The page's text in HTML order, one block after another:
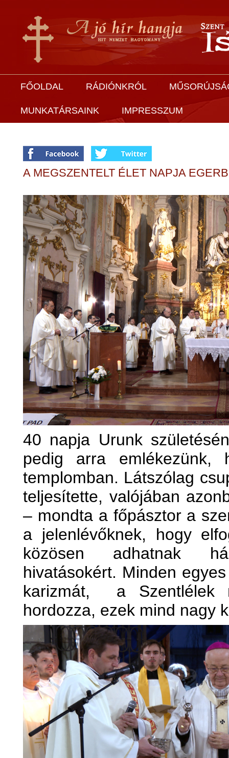
FŐOLDAL RÁDIÓNKRÓL
MUNKATÁRSAINK IMPRESSZUM
A MEGSZENTELT ÉLET NAPJA
40 napja Urunk
pedig arra emlékezünk,
templomban. Látszólag
teljesítette, valójában
– mondta a főpásztor a
a jelenlévőknek, hogy
közösen adhatnak
hivatásokért. Minden
karizmát, a
hordozza, ezek mind nagy